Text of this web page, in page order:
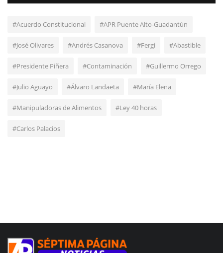
#Acuerdo Constitucional #APR Puente Alto-Guadantún
#José Olivares #Andrés Casanova #Fergi #Abastible
#Presidente Piñera #Contaminación #Guillermo Orrego
#Julio Aguayo #Álvaro Landaeta #María Elena
#Manipuladoras de Alimentos #Ley 40 horas
#Carlos Palacios